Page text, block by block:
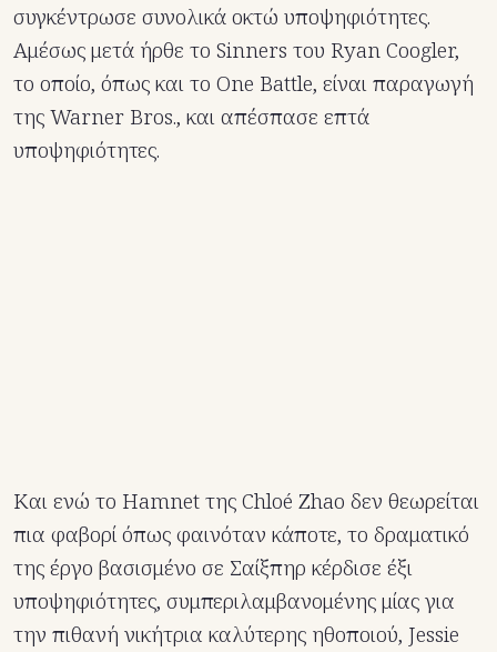
συγκέντρωσε συνολικά οκτώ υποψηφιότητες.
Αμέσως μετά ήρθε το Sinners του Ryan Coogler,
το οποίο, όπως και το One Battle, είναι παραγωγή
της Warner Bros., και απέσπασε επτά
υποψηφιότητες.
Και ενώ το Hamnet της Chloé Zhao δεν θεωρείται
πια φαβορί όπως φαινόταν κάποτε, το δραματικό
της έργο βασισμένο σε Σαίξπηρ κέρδισε έξι
υποψηφιότητες, συμπεριλαμβανομένης μίας για
την πιθανή νικήτρια καλύτερης ηθοποιού, Jessie